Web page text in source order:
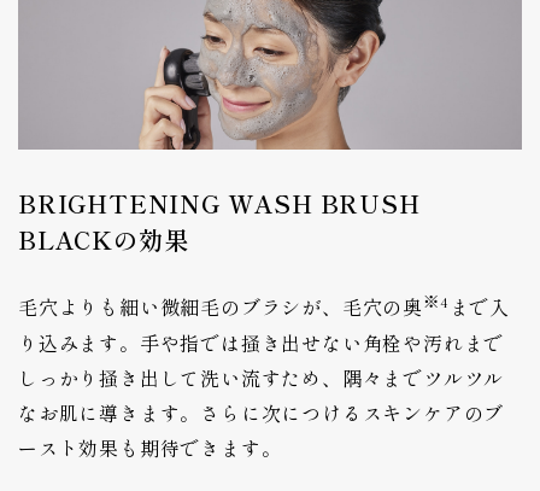
BRIGHTENING WASH BRUSH
BLACKの効果
毛穴よりも細い微細毛のブラシが、毛穴の奥※4 まで入
り込みます。手や指では掻き出せない角栓や汚れまで
しっかり掻き出して洗い流すため、隅々までツルツル
なお肌に導きます。さらに次につけるスキンケアのブ
ースト効果も期待できます。